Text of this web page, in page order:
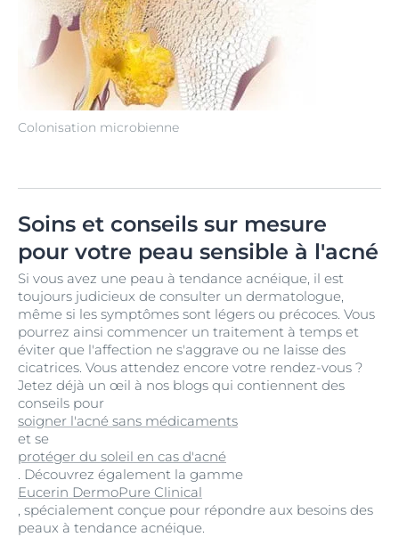
Colonisation microbienne
Soins et conseils sur mesure
pour votre peau sensible à l'acné
Si vous avez une peau à tendance acnéique, il est
toujours judicieux de consulter un dermatologue,
même si les symptômes sont légers ou précoces. Vous
pourrez ainsi commencer un traitement à temps et
éviter que l'affection ne s'aggrave ou ne laisse des
cicatrices. Vous attendez encore votre rendez-vous ?
Jetez déjà un œil à nos blogs qui contiennent des
conseils pour
soigner l'acné sans médicaments
et se
protéger du soleil en cas d'acné
. Découvrez également la gamme
Eucerin DermoPure Clinical
, spécialement conçue pour répondre aux besoins des
peaux à tendance acnéique.